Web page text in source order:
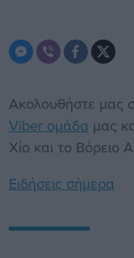
Ακολουθήστε μας
Viber ομάδα μας
Χίο και το Βόρειο
Ειδήσεις σήμερα